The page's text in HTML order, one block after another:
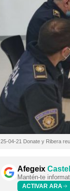
25-04-21 Donate y Ribera
Afegeix
Mantén-te
ACTIVAR ARA